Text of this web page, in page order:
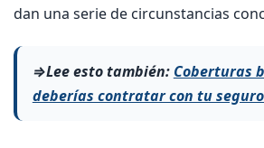
dan una serie de circunstancias
⇒Lee esto también: Coberturas
deberías contratar con tu